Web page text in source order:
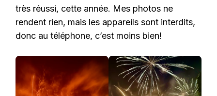
très réussi, cette année. Mes photos ne
rendent rien, mais les appareils sont interdits,
donc au téléphone, c’est moins bien!